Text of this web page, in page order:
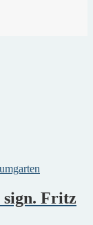
sign. Fritz